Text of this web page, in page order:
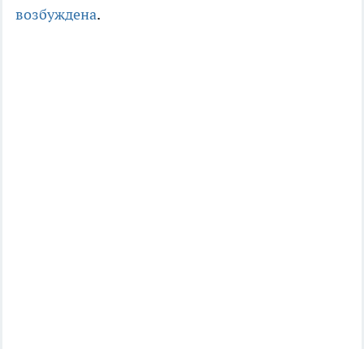
возбуждена.